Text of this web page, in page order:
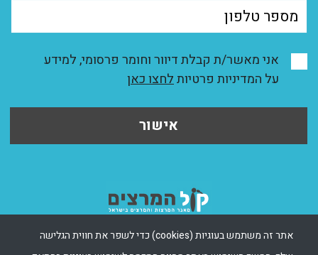
אני מאשר/ת קבלת דיוור וחומר פרסומי, למידע
על המדיניות פרטיותלחצו כאן
אישור
אתר זה משתמש בעוגיות (cookies) כדי לשפר את חווית הגלישה